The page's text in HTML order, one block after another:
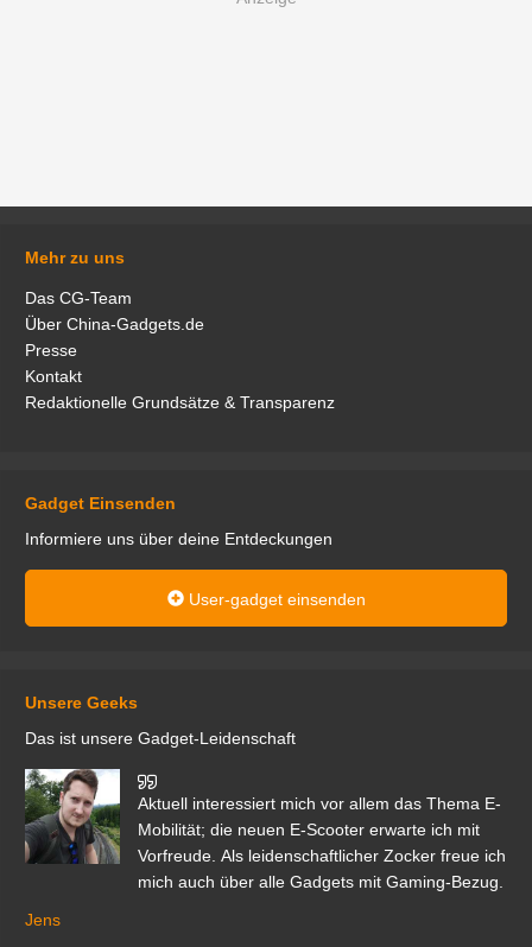
Mehr zu uns
Das CG-Team
Über China-Gadgets.de
Presse
Kontakt
Redaktionelle Grundsätze & Transparenz
Gadget Einsenden
Informiere uns über deine Entdeckungen
User-gadget einsenden
Unsere Geeks
Das ist unsere Gadget-Leidenschaft
Aktuell interessiert mich vor allem das Thema E-
Mobilität; die neuen E-Scooter erwarte ich mit
Vorfreude. Als leidenschaftlicher Zocker freue ich
mich auch über alle Gadgets mit Gaming-Bezug.
Jens